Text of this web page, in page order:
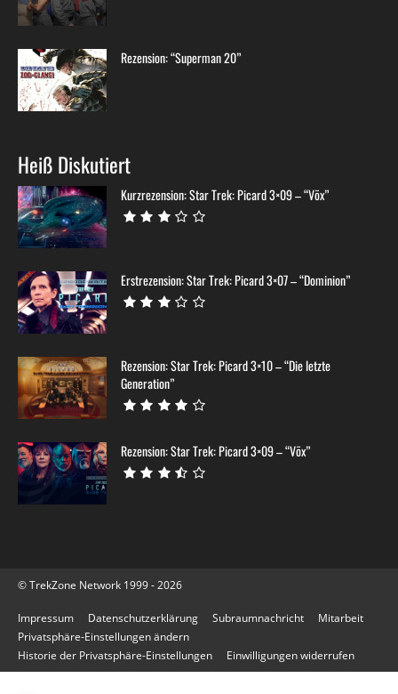
Rezension: “Superman 20”
Heiß Diskutiert
Kurzrezension: Star Trek: Picard 3×09 – “Võx”
Erstrezension: Star Trek: Picard 3×07 – “Dominion”
Rezension: Star Trek: Picard 3×10 – “Die letzte
Generation”
Rezension: Star Trek: Picard 3×09 – “Võx”
© TrekZone Network 1999 - 2026
Impressum Datenschutzerklärung Subraumnachricht
Mitarbeit
Privatsphäre-Einstellungen ändern
Historie der Privatsphäre-Einstellungen
Einwilligungen widerrufen